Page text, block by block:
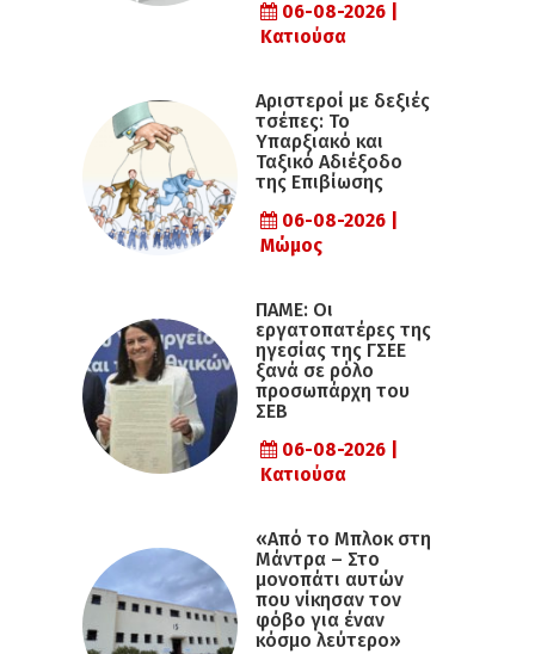
06-08-2026 |
Κατιούσα
Αριστεροί με δεξιές
τσέπες: Το
Υπαρξιακό και
Ταξικό Αδιέξοδο
της Επιβίωσης
06-08-2026 |
Μώμος
ΠΑΜΕ: Οι
εργατοπατέρες της
ηγεσίας της ΓΣΕΕ
ξανά σε ρόλο
προσωπάρχη του
ΣΕΒ
06-08-2026 |
Κατιούσα
«Από το Μπλοκ στη
Μάντρα – Στο
μονοπάτι αυτών
που νίκησαν τον
φόβο για έναν
κόσμο λεύτερο»